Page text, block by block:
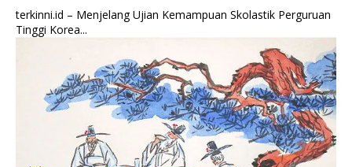
terkinni.id – Menjelang Ujian Kemampuan Skolastik Perguruan
Tinggi Korea...